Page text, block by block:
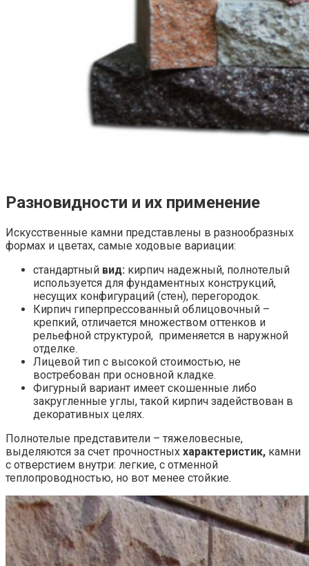
Разновидности и их применение
Искусственные камни представлены в разнообразных
формах и цветах, самые ходовые вариации:
стандартный вид: кирпич надежный, полнотелый
используется для фундаментных конструкций,
несущих конфигураций (стен), перегородок.
Кирпич гиперпрессованный облицовочный –
крепкий, отличается множеством оттенков и
рельефной структурой, применяется в наружной
отделке.
Лицевой тип с высокой стоимостью, не
востребован при основной кладке.
Фигурный вариант имеет скошенные либо
закругленные углы, такой кирпич задействован в
декоративных целях.
Полнотелые представители – тяжеловесные,
выделяются за счет прочностных характеристик, камни
с отверстием внутри: легкие, с отменной
теплопроводностью, но вот менее стойкие.